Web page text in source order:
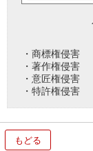
・商標権侵害
・著作権侵害
・意匠権侵害
・特許権侵害
もどる